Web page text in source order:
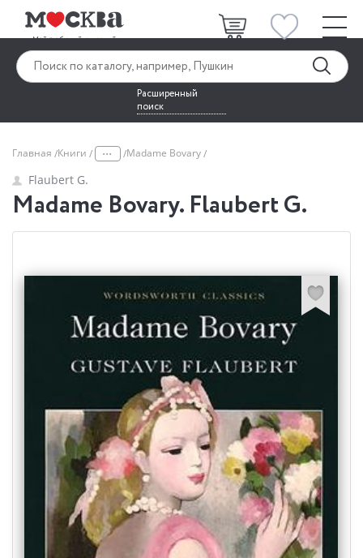
Расширенный
поиск
Главная Книги ... Madame Bovary
Flaubert G.
Madame Bovary. Flaubert G.